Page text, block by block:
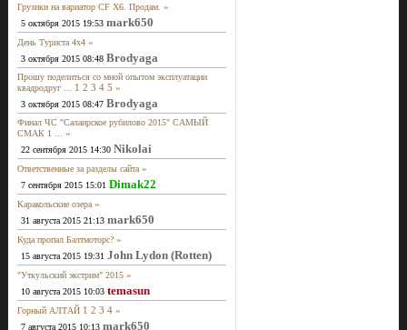
Грузики на вариатор CF X6. Продам. »
5 октября 2015 19:53 mark650
День Туриста 4х4 »
3 октября 2015 08:48 Brodyaga
Прошу поделиться со мной опытом эксплуатации
квадродруг ...
1 2 3 4 5 »
3 октября 2015 08:47 Brodyaga
Финал ЧС "Салаирское рубилово 2015" САМЫЙ
СМАК 1 ...
»
22 сентября 2015 14:30 Nikolai
Ответственные за разделы сайта »
7 сентября 2015 15:01 Dimak22
Каракольские озера »
31 августа 2015 21:13 mark650
Куда пропал Балтмоторс? »
15 августа 2015 19:31 John Lydon (Rotten)
"Уткульский экстрим" 2015 »
10 августа 2015 10:03 temasun
Горный АЛТАЙ 1 2 3 4 »
7 августа 2015 10:13 mark650